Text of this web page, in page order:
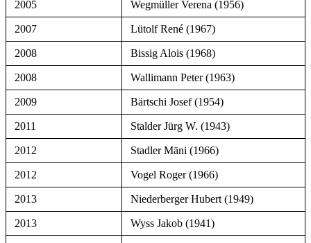
2005 Wegmüller Verena (1956)
2007 Lütolf René (1967)
2008 Bissig Alois (1968)
2008 Wallimann Peter (1963)
2009 Bärtschi Josef (1954)
2011 Stalder Jürg W. (1943)
2012 Stadler Mäni (1966)
2012 Vogel Roger (1966)
2013 Niederberger Hubert (1949)
2013 Wyss Jakob (1941)